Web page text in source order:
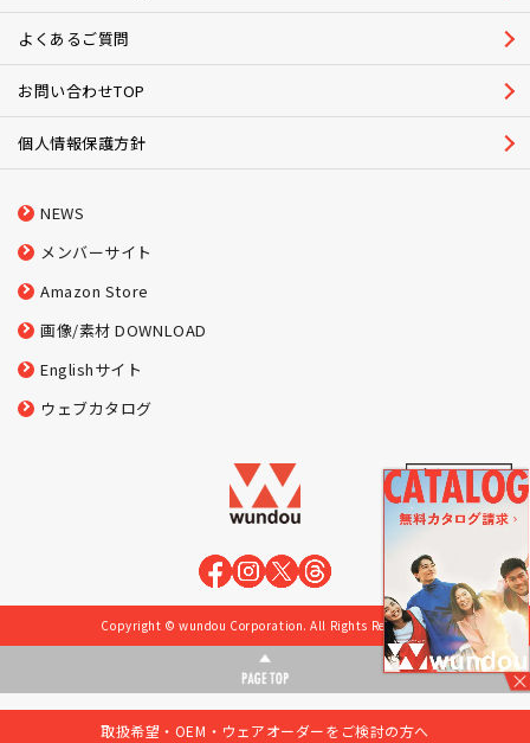
よくあるご質問
お問い合わせTOP
個人情報保護方針
NEWS
メンバーサイト
Amazon Store
画像/素材 DOWNLOAD
Englishサイト
ウェブカタログ
Copyright © wundou Corporation. All Rights Reserved.
取扱希望・OEM・ウェアオーダーをご検討の方へ